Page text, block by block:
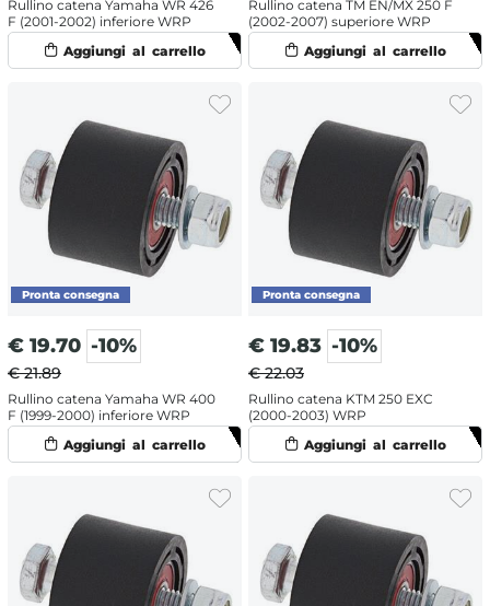
Rullino catena Yamaha WR 426
F (2001-2002) inferiore WRP
Rullino catena TM EN/MX 250 F
(2002-2007) superiore WRP
€ 19.70 -10%
€ 21.89
Rullino catena Yamaha WR 400
F (1999-2000) inferiore WRP
€ 19.83 -10%
€ 22.03
Rullino catena KTM 250 EXC
(2000-2003) WRP